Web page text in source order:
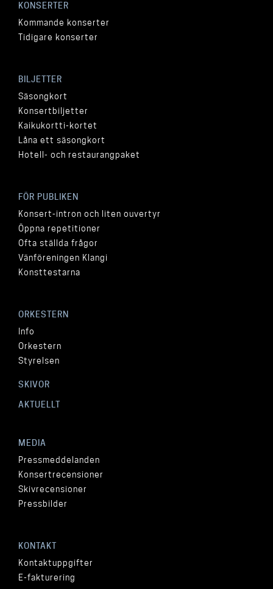
KONSERTER
Kommande konserter
Tidigare konserter
BILJETTER
Säsongkort
Konsertbiljetter
Kaikukortti-kortet
Låna ett säsongkort
Hotell- och restaurangpaket
FÖR PUBLIKEN
Konsert-intron och liten ouvertyr
Öppna repetitioner
Ofta ställda frågor
Vänföreningen Klangi
Konsttestarna
ORKESTERN
Info
Orkestern
Styrelsen
SKIVOR
AKTUELLT
MEDIA
Pressmeddelanden
Konsertrecensioner
Skivrecensioner
Pressbilder
KONTAKT
Kontaktuppgifter
E-fakturering